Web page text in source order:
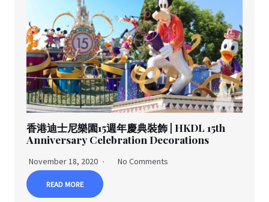
香港迪士尼樂園15週年慶典裝飾 | HKDL 15th
Anniversary Celebration Decorations
November 18, 2020 No Comments
READ MORE